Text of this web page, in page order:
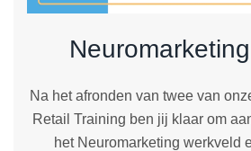
Na het afronden van twee van
Retail Training ben jij klaar om
het Neuromarketing werkveld